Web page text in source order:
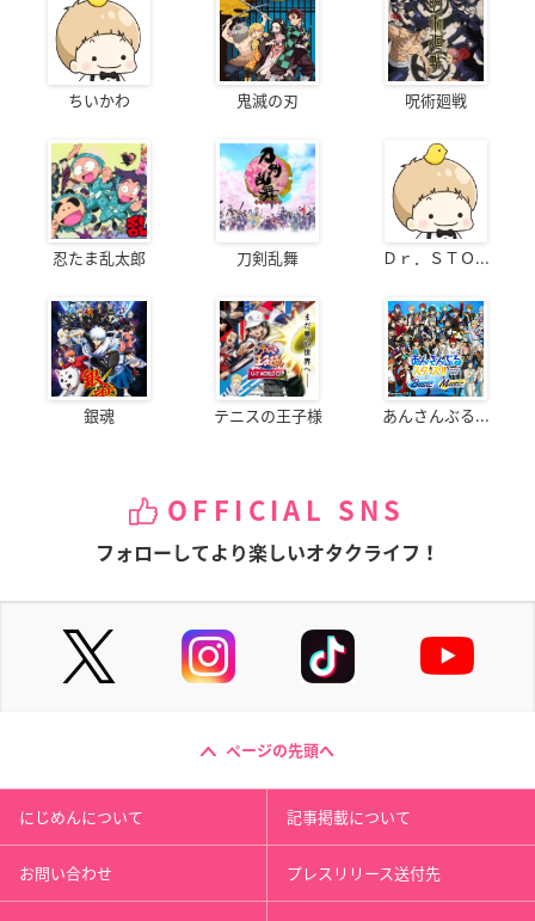
ちいかわ 鬼滅の刃 呪術廻戦
忍たま乱太郎 刀剣乱舞 Ｄｒ．ＳＴＯ...
銀魂 テニスの王子様 あんさんぶる...
OFFICIAL SNS
フォローしてより楽しいオタクライフ！
ページの先頭へ
にじめんについて 記事掲載について
お問い合わせ プレスリリース送付先